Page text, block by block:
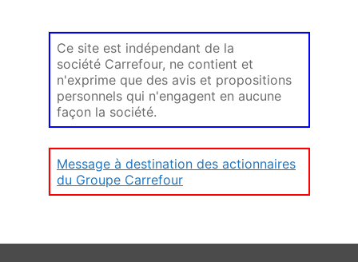
Ce site est indépendant de la
société Carrefour, ne contient et
n'exprime que des avis et propositions
personnels qui n'engagent en aucune
façon la société.
Message à destination des actionnaires
du Groupe Carrefour